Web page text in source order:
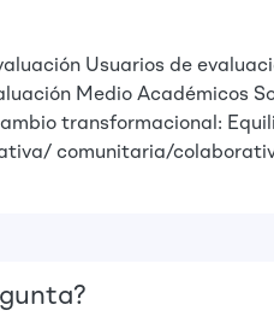
Usuarios de
Medio Académicos
transformacional:
comunitaria/